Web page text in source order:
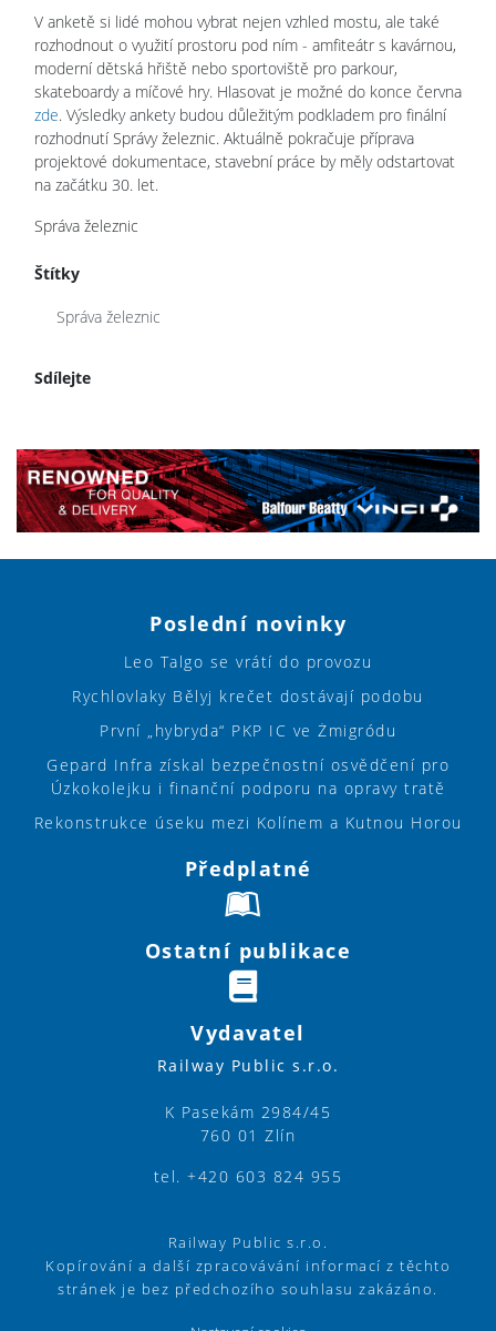
V anketě si lidé mohou vybrat nejen vzhled mostu, ale také
rozhodnout o využití prostoru pod ním - amfiteátr s kavárnou,
moderní dětská hřiště nebo sportoviště pro parkour,
skateboardy a míčové hry. Hlasovat je možné do konce června
zde. Výsledky ankety budou důležitým podkladem pro finální
rozhodnutí Správy železnic. Aktuálně pokračuje příprava
projektové dokumentace, stavební práce by měly odstartovat
na začátku 30. let.
Správa železnic
Štítky
Správa železnic
Sdílejte
Poslední novinky
Leo Talgo se vrátí do provozu
Rychlovlaky Bělyj krečet dostávají podobu
První „hybryda“ PKP IC ve Żmigródu
Gepard Infra získal bezpečnostní osvědčení pro
Úzkokolejku i finanční podporu na opravy tratě
Rekonstrukce úseku mezi Kolínem a Kutnou Horou
Předplatné
Ostatní publikace
Vydavatel
Railway Public s.r.o.
K Pasekám 2984/45
760 01 Zlín
tel. +420 603 824 955
Railway Public s.r.o.
Kopírování a další zpracovávání informací z těchto
stránek je bez předchozího souhlasu zakázáno.